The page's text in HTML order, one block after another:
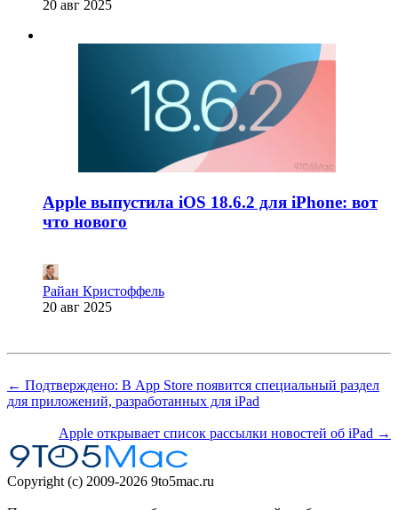
20 авг 2025
Apple выпустила iOS 18.6.2 для iPhone: вот
что нового
Райан Кристоффель
20 авг 2025
← Подтверждено: В App Store появится специальный раздел
для приложений, разработанных для iPad
Apple открывает список рассылки новостей об iPad →
Copyright (c) 2009-2026 9to5mac.ru